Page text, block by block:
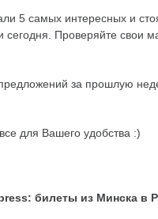
5 самых интересных и
Проверяйте свои
за прошлую
для Вашего удобства :)
билеты из Минска в